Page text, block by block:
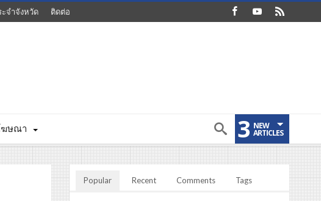
จำจังหวัด ติดต่อ
ษณา 3 NEW
ARTICLES
Popular Recent Comments Tags